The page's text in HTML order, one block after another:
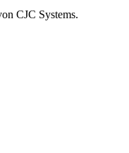
CJC Systems.